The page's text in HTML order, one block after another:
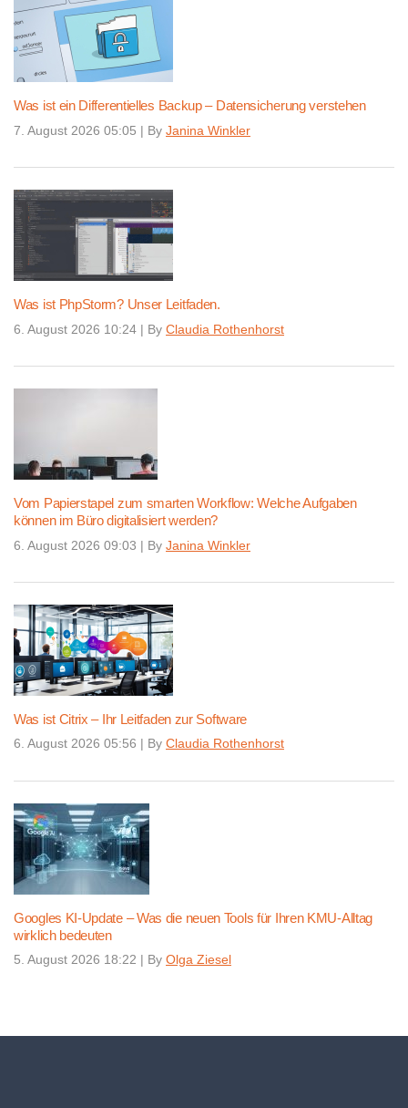
Was ist ein Differentielles Backup – Datensicherung verstehen
7. August 2026 05:05 | By Janina Winkler
Was ist PhpStorm? Unser Leitfaden.
6. August 2026 10:24 | By Claudia Rothenhorst
Vom Papierstapel zum smarten Workflow: Welche Aufgaben
können im Büro digitalisiert werden?
6. August 2026 09:03 | By Janina Winkler
Was ist Citrix – Ihr Leitfaden zur Software
6. August 2026 05:56 | By Claudia Rothenhorst
Googles KI-Update – Was die neuen Tools für Ihren KMU-Alltag
wirklich bedeuten
5. August 2026 18:22 | By Olga Ziesel